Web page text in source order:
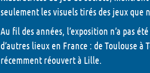
seulement les visuels tirés des jeux que
Au fil des années, l’exposition n’a pas
d’autres lieux en France : de Toulouse
récemment réouvert à Lille.